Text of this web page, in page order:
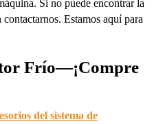
Si no puede encontrar la
Estamos aquí para
Frío—¡Compre
del sistema de